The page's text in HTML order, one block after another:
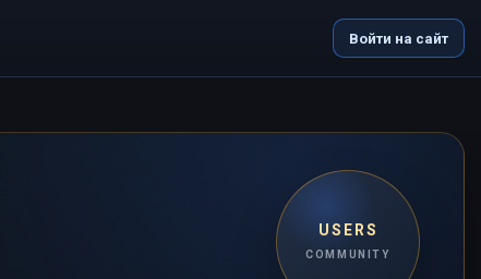
Войти на сайт
USERS
COMMUNITY